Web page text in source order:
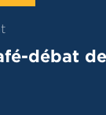
débat de